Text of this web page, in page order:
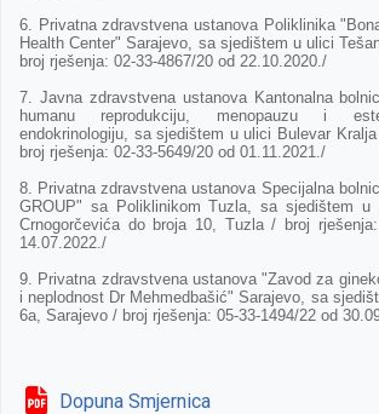
6. Privatna zdravstvena ustanova Poliklinika
Health Center" Sarajevo, sa sjedištem u ulici
broj rješenja: 02-33-4867/20 od 22.10.2020./
7. Javna zdravstvena ustanova Kantonalna
humanu reprodukciju, menopauzu i
endokrinologiju, sa sjedištem u ulici Bulevar
broj rješenja: 02-33-5649/20 od 01.11.2021./
8. Privatna zdravstvena ustanova Specijalna
GROUP" sa Poliklinikom Tuzla, sa sjedištem
Crnogorčevića do broja 10, Tuzla / broj rješenja:
14.07.2022./
9. Privatna zdravstvena ustanova "Zavod za
i neplodnost Dr Mehmedbašić" Sarajevo, sa
6a, Sarajevo / broj rješenja: 05-33-1494/22 od
Dopuna Smjernica